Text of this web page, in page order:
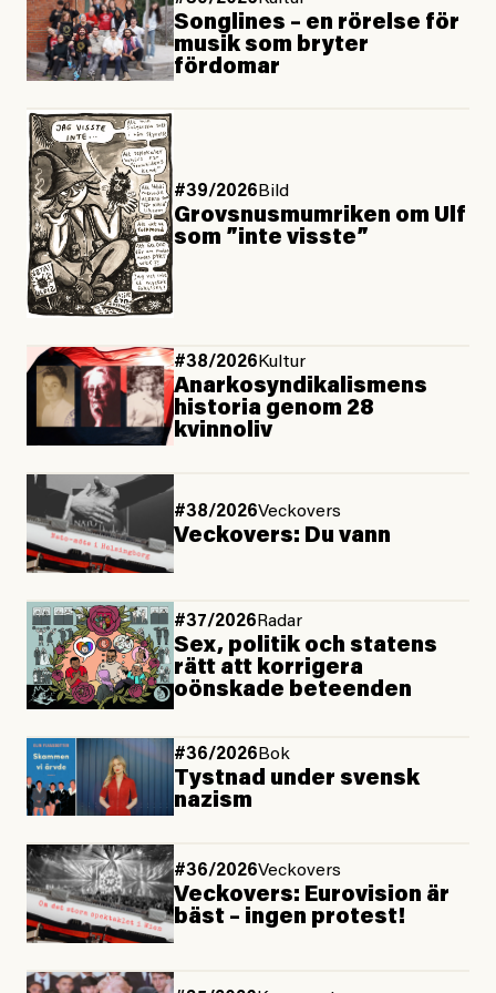
Songlines – en rörelse för
musik som bryter
fördomar
#39/2026 Bild
Grovsnusmumriken om Ulf
som ”inte visste”
#38/2026Kultur
Anarkosyndikalismens
historia genom 28
kvinnoliv
#38/2026Veckovers
Veckovers: Du vann
#37/2026Radar
Sex, politik och statens
rätt att korrigera
oönskade beteenden
#36/2026 Bok
Tystnad under svensk
nazism
#36/2026Veckovers
Veckovers: Eurovision är
bäst – ingen protest!